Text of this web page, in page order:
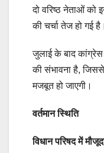
दो वरिष्ठ नेताओं को
की चर्चा तेज हो गई है।
जुलाई के बाद
की संभावना है,
मजबूत हो जाएगी।
वर्तमान स्थिति
विधान परिषद में